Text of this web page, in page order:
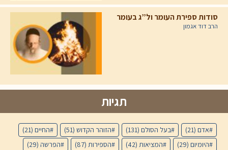
סודות ספירת העומר ול”ג בעומר
הרב דוד אגמון
תגיות
אדם (21) בעל הסולם (131) הזוהר הקדוש (51) החיים (21)
היומיום (29) המציאות (42) הספירות (87) הפרשה (29)